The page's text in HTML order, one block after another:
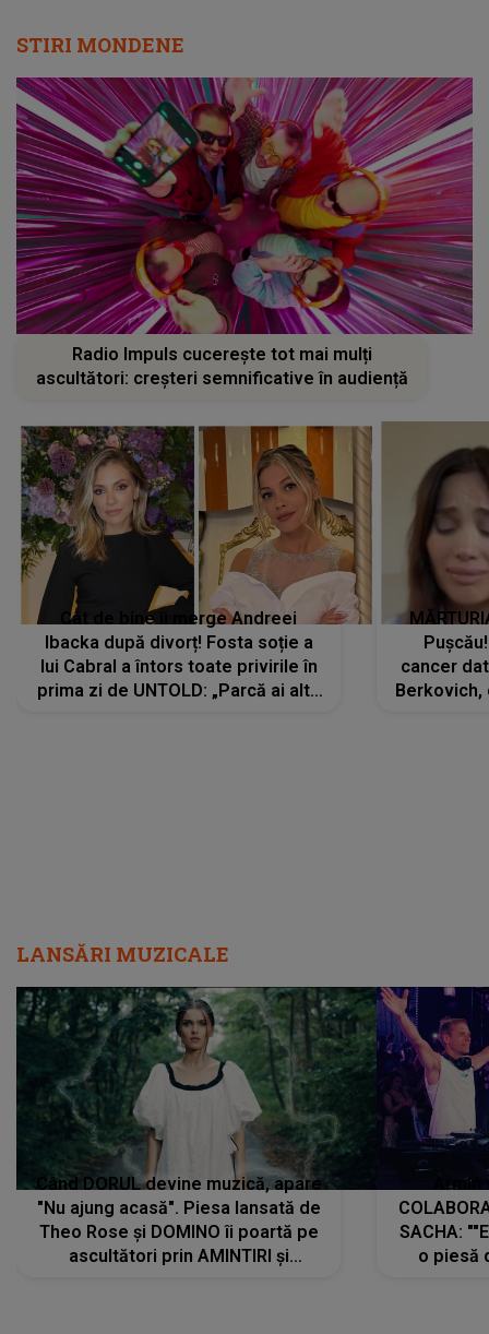
STIRI MONDENE
Radio Impuls cucerește tot mai mulți
ascultători: creșteri semnificative în audiență
Cât de bine îi merge Andreei
Ibacka după divorț! Fosta soție a
lui Cabral a întors toate privirile în
prima zi de UNTOLD: „Parcă ai altă
cancer
LANSĂRI MUZICALE
Când DORUL devine muzică, apare
"Nu ajung acasă". Piesa lansată de
Theo Rose și DOMINO îi poartă pe
ascultători prin AMINTIRI și
SACHA:
o piesă